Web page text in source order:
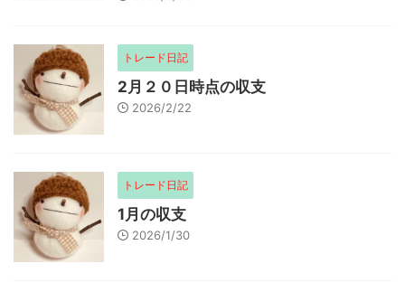
トレード日記
2月２０日時点の収支
2026/2/22
トレード日記
1月の収支
2026/1/30